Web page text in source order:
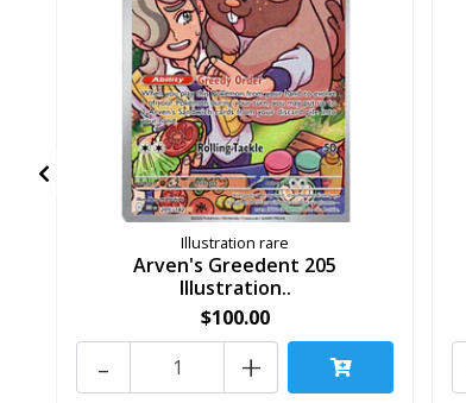
Illustration rare
Arven's Greedent 205
Illustration..
$100.00
+
-